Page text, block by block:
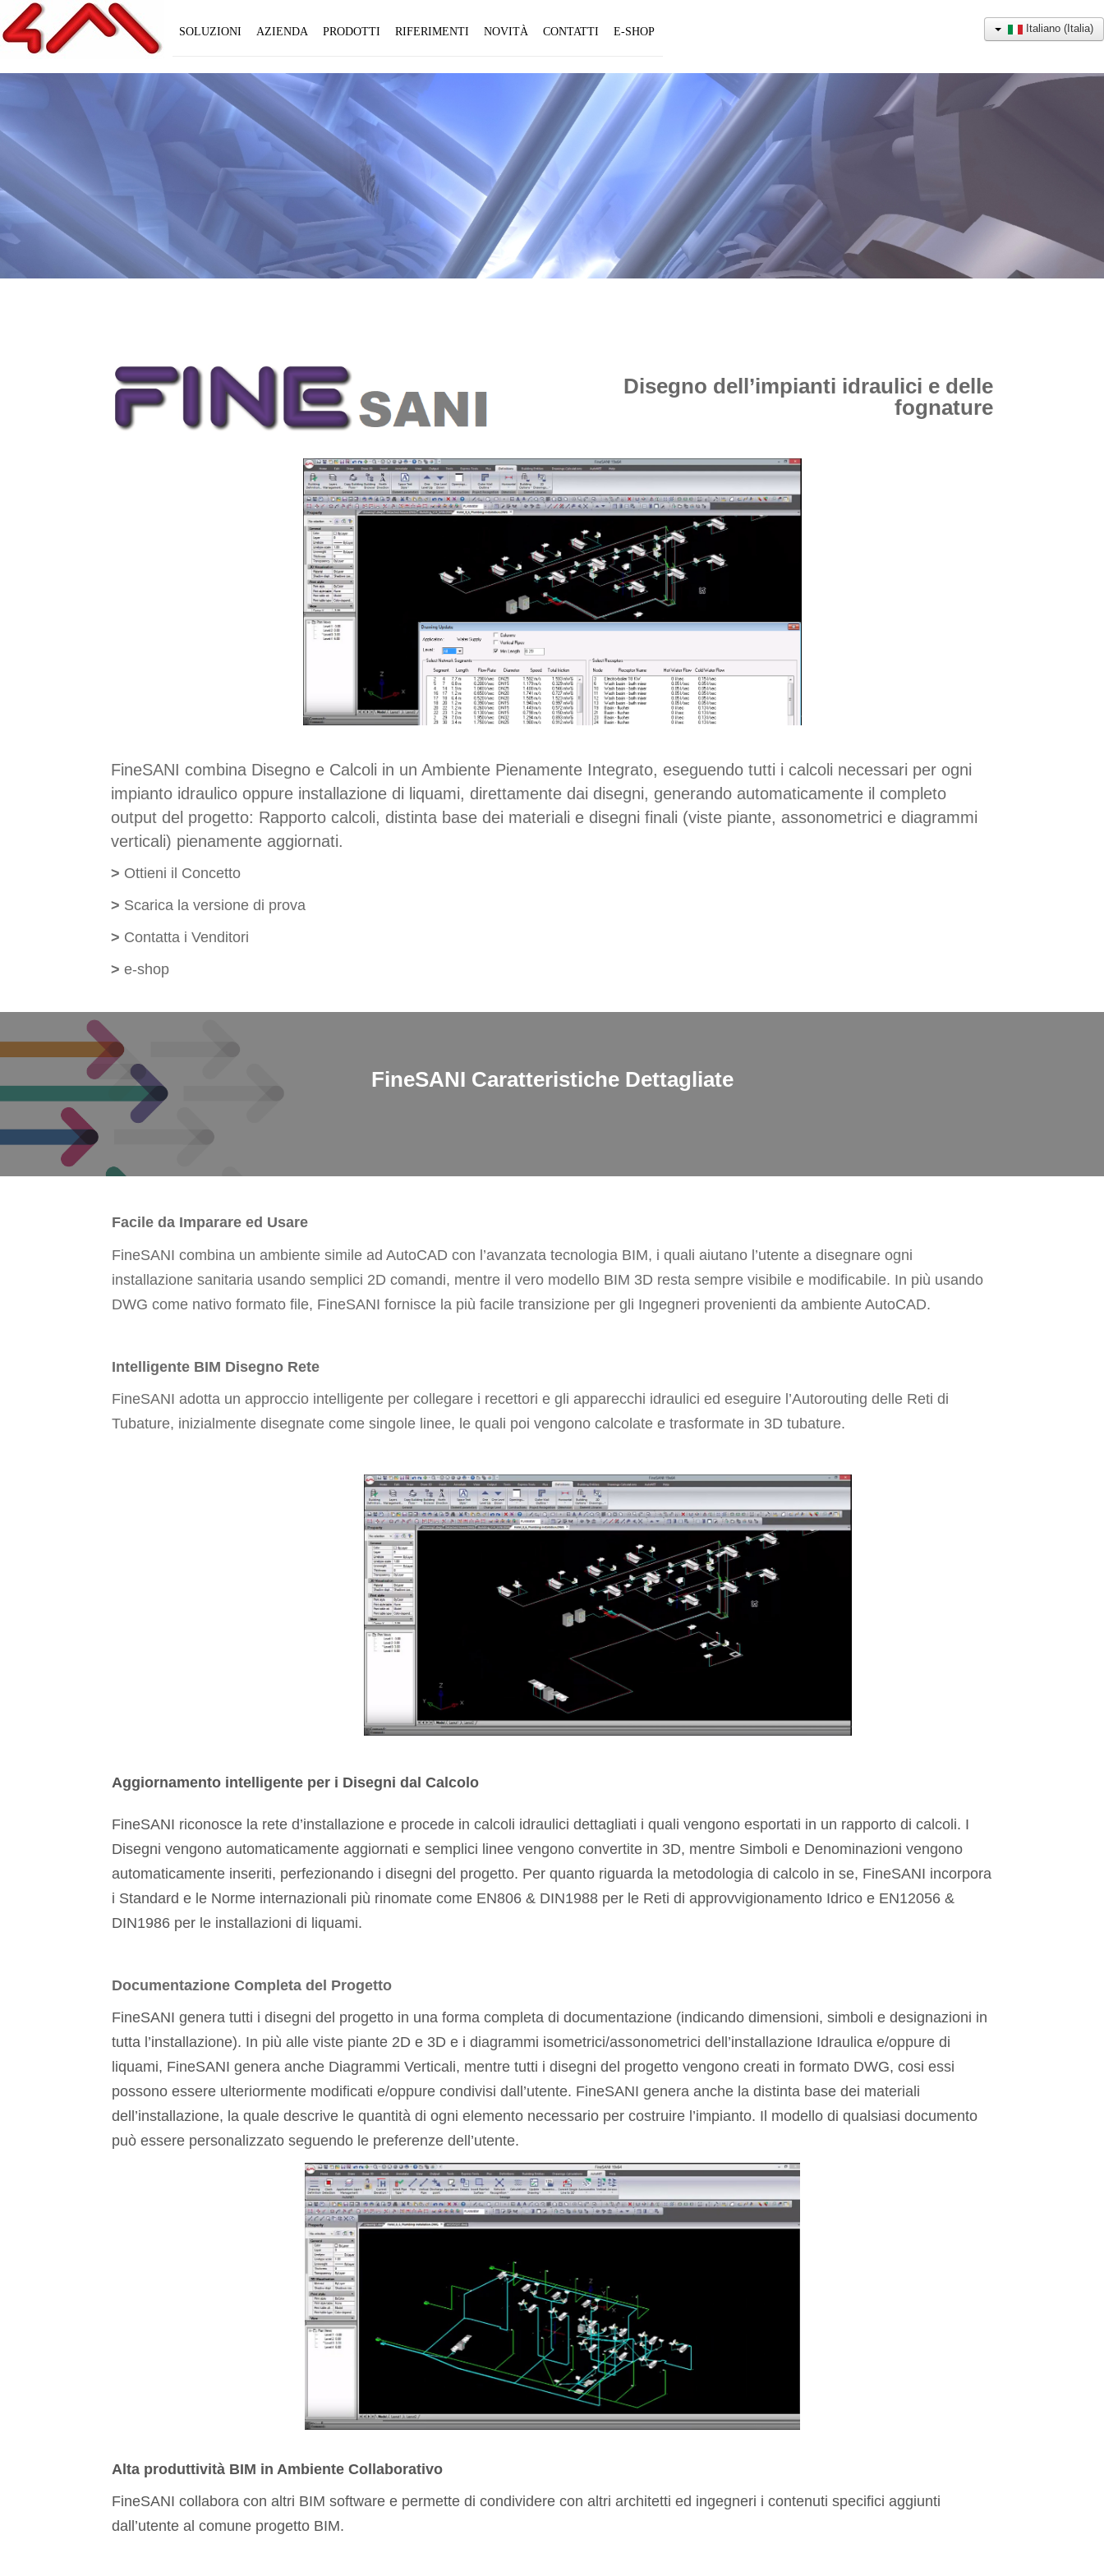
SOLUZIONI AZIENDA PRODOTTI RIFERIMENTI NOVITÀ CONTATTI E-SHOP Italiano (Italia)
Disegno dell’impianti idraulici e delle
fognature
FineSANI combina Disegno e Calcoli in un Ambiente Pienamente Integrato, eseguendo tutti i calcoli necessari per ogni
impianto idraulico oppure installazione di liquami, direttamente dai disegni, generando automaticamente il completo
output del progetto: Rapporto calcoli, distinta base dei materiali e disegni finali (viste piante, assonometrici e diagrammi
verticali) pienamente aggiornati.
> Ottieni il Concetto
> Scarica la versione di prova
> Contatta i Venditori
> e-shop
FineSANI Caratteristiche Dettagliate
Facile da Imparare ed Usare
FineSANI combina un ambiente simile ad AutoCAD con l’avanzata tecnologia BIM, i quali aiutano l’utente a disegnare ogni
installazione sanitaria usando semplici 2D comandi, mentre il vero modello BIM 3D resta sempre visibile e modificabile. In più usando
DWG come nativo formato file, FineSANI fornisce la più facile transizione per gli Ingegneri provenienti da ambiente AutoCAD.
Intelligente BIM Disegno Rete
FineSANI adotta un approccio intelligente per collegare i recettori e gli apparecchi idraulici ed eseguire l’Autorouting delle Reti di
Tubature, inizialmente disegnate come singole linee, le quali poi vengono calcolate e trasformate in 3D tubature.
Aggiornamento intelligente per i Disegni dal Calcolo
FineSANI riconosce la rete d’installazione e procede in calcoli idraulici dettagliati i quali vengono esportati in un rapporto di calcoli. I
Disegni vengono automaticamente aggiornati e semplici linee vengono convertite in 3D, mentre Simboli e Denominazioni vengono
automaticamente inseriti, perfezionando i disegni del progetto. Per quanto riguarda la metodologia di calcolo in se, FineSANI incorpora
i Standard e le Norme internazionali più rinomate come EN806 & DIN1988 per le Reti di approvvigionamento Idrico e EN12056 &
DIN1986 per le installazioni di liquami.
Documentazione Completa del Progetto
FineSANI genera tutti i disegni del progetto in una forma completa di documentazione (indicando dimensioni, simboli e designazioni in
tutta l’installazione). In più alle viste piante 2D e 3D e i diagrammi isometrici/assonometrici dell’installazione Idraulica e/oppure di
liquami, FineSANI genera anche Diagrammi Verticali, mentre tutti i disegni del progetto vengono creati in formato DWG, cosi essi
possono essere ulteriormente modificati e/oppure condivisi dall’utente. FineSANI genera anche la distinta base dei materiali
dell’installazione, la quale descrive le quantità di ogni elemento necessario per costruire l’impianto. Il modello di qualsiasi documento
può essere personalizzato seguendo le preferenze dell’utente.
Alta produttività BIM in Ambiente Collaborativo
FineSANI collabora con altri BIM software e permette di condividere con altri architetti ed ingegneri i contenuti specifici aggiunti
dall’utente al comune progetto BIM.